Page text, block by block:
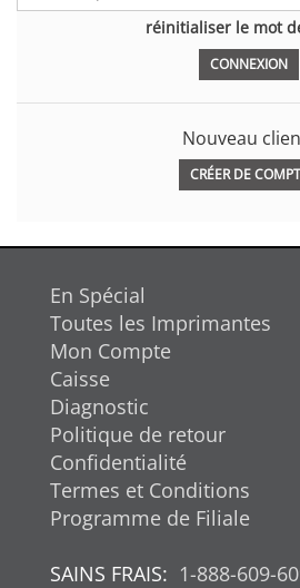
réinitialiser le mot
Nouveau
CRÉER DE
En Spécial
Toutes les Imprimantes
Mon Compte
Caisse
Diagnostic
Politique de retour
Confidentialité
Termes et Conditions
Programme de Filiale
SAINS FRAIS: 1-888-609-